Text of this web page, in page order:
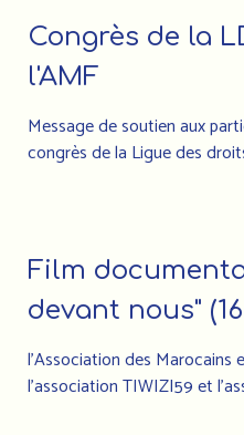
Congrès de la
l'AMF
Message de soutien aux
congrès de la Ligue des
Film
devant nous"
l'Association des Marocains
l'association TIWIZI59 et